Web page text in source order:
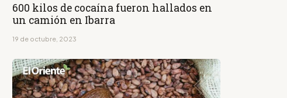
600 kilos de cocaína fueron hallados en
un camión en Ibarra
19 de octubre, 2023